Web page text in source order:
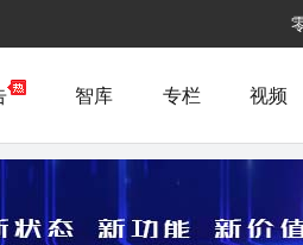
智库 专栏 视频